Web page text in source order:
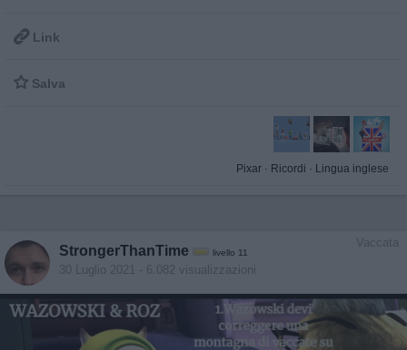
 Link
 Salva
Pixar · Ricordi · Lingua inglese
Vaccata
StrongerThanTime livello 11
30 Luglio 2021 - 6.082 visualizzazioni